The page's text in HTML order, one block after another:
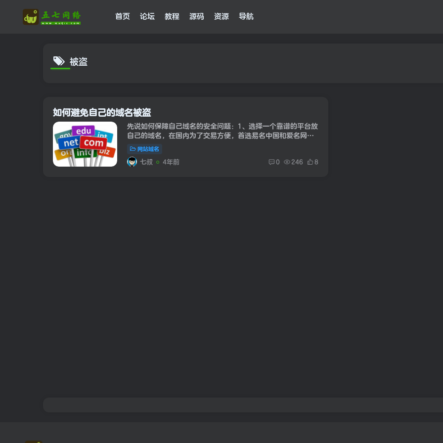
首页 论坛 教程 源码 资源 导航
被盗
如何避免自己的域名被盗
先说如何保障自己域名的安全问题：1、选择一个靠谱的平台放
自己的域名，在国内为了交易方便，首选易名中国和爱名网，
因为这两个平台都有手机短信验证这个关键环节。(手机验证也
不是绝对安全，小...
网站域名
七叔 4年前 0 246 8